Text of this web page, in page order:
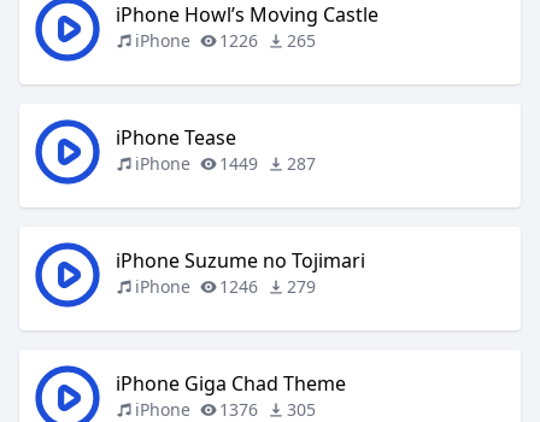
iPhone Howl’s Moving Castle
iPhone 1226 265
iPhone Tease
iPhone 1449 287
iPhone Suzume no Tojimari
iPhone 1246 279
iPhone Giga Chad Theme
iPhone 1376 305